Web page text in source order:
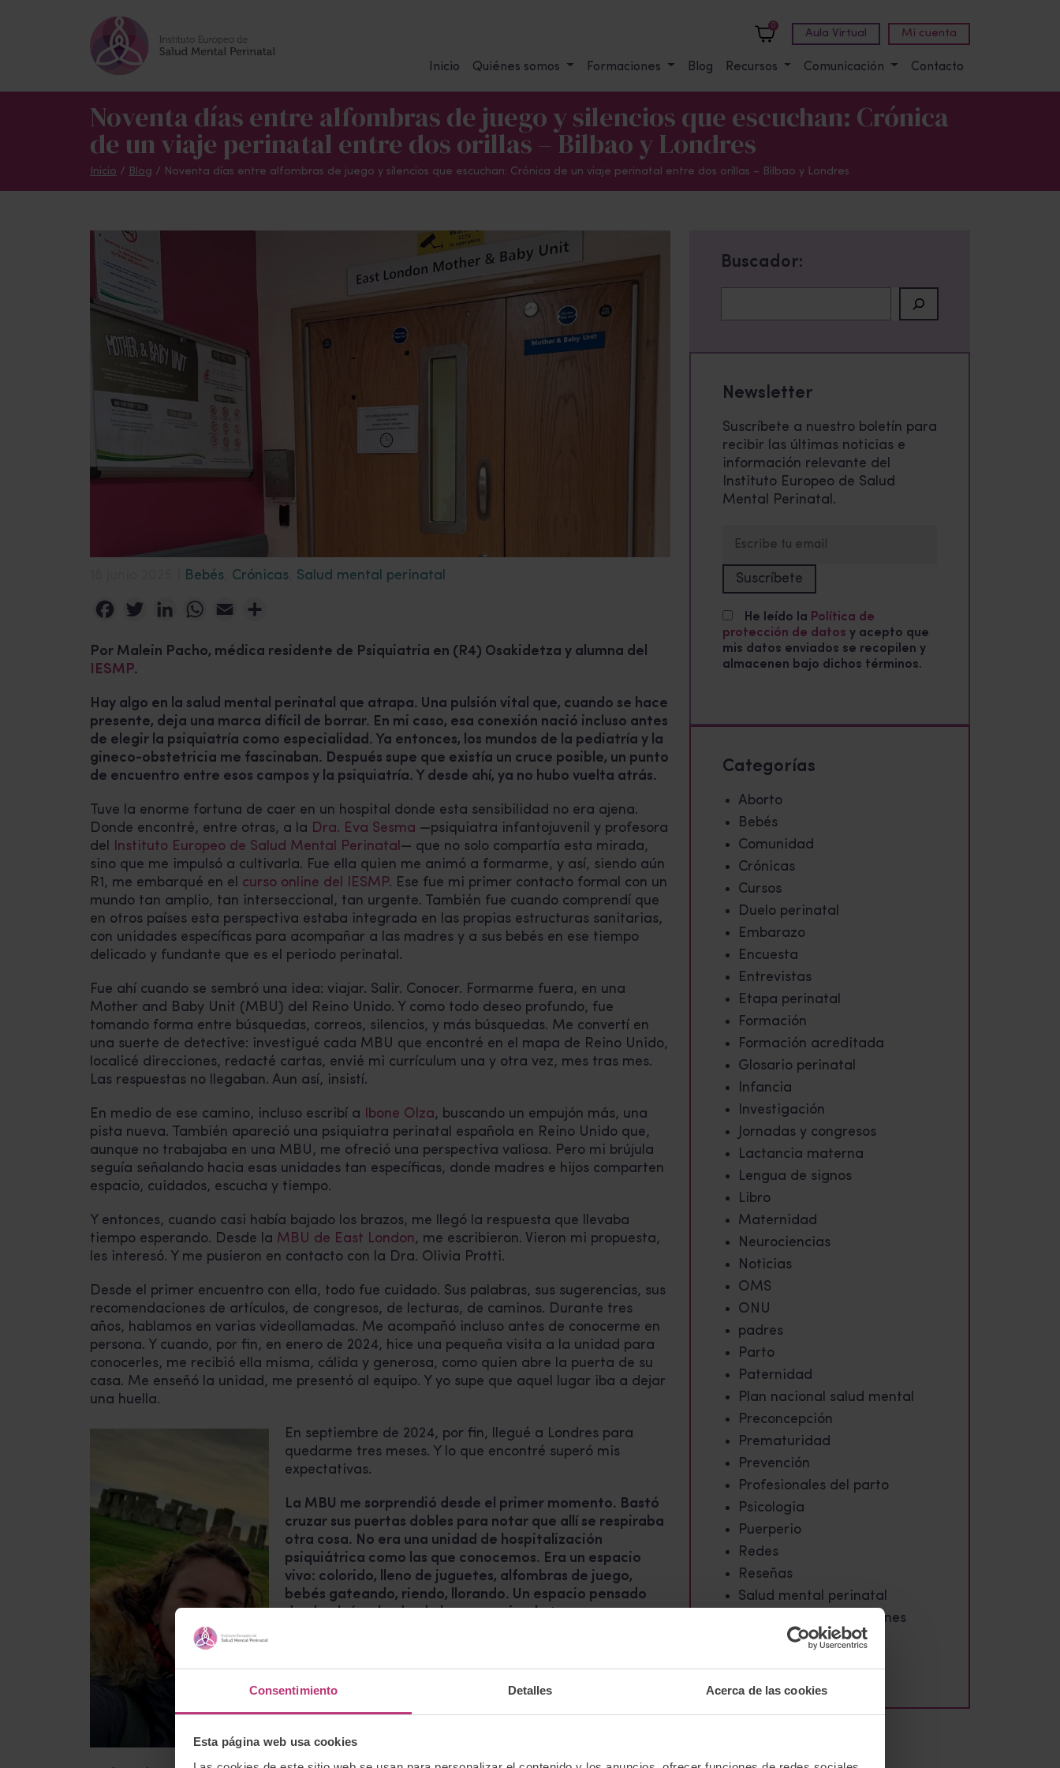
Consentimiento Detalles Acerca de las cookies
Esta página web usa cookies
0
Aula Virtual Mi cuenta
Inicio Quiénes somos Formaciones Blog Recursos Comunicación Contacto
Noventa días entre alfombras de juego y silencios que escuchan: Crónica
de un viaje perinatal entre dos orillas – Bilbao y Londres
Inicio / Blog / Noventa días entre alfombras de juego y silencios que escuchan: Crónica de un viaje perinatal entre dos orillas – Bilbao y Londres
Bebés Crónicas Salud mental perinatal
FacebookTwitterLinkedInWhatsApp
Email
Por Malein Pacho, médica residente de Psiquiatria en (R4) Osakidetza y alumna del
IESMP.
Hay algo en la salud mental perinatal que atrapa. Una pulsión vital que, cuando se hace
presente, deja una marca difícil de borrar. En mi caso, esa conexión nació incluso antes
de elegir la psiquiatría como especialidad. Ya entonces, los mundos de la pediatría y la
gineco-obstetricia me fascinaban. Después supe que existía un cruce posible, un punto
de encuentro entre esos campos y la psiquiatría. Y desde ahí, ya no hubo vuelta atrás.
Tuve la enorme fortuna de caer en un hospital donde esta sensibilidad no era ajena.
Donde encontré, entre otras, a la Dra. Eva Sesma —psiquiatra infantojuvenil y profesora
del Instituto Europeo de Salud Mental Perinatal— que no solo compartía esta mirada,
sino que me impulsó a cultivarla. Fue ella quien me animó a formarme, y así, siendo aún
R1, me embarqué en el curso online del IESMP. Ese fue mi primer contacto formal con un
mundo tan amplio, tan interseccional, tan urgente. También fue cuando comprendí que
en otros países esta perspectiva estaba integrada en las propias estructuras sanitarias,
con unidades específicas para acompañar a las madres y a sus bebés en ese tiempo
delicado y fundante que es el periodo perinatal.
Fue ahí cuando se sembró una idea: viajar. Salir. Conocer. Formarme fuera, en una
Mother and Baby Unit (MBU) del Reino Unido. Y como todo deseo profundo, fue
tomando forma entre búsquedas, correos, silencios, y más búsquedas. Me convertí en
una suerte de detective: investigué cada MBU que encontré en el mapa de Reino Unido,
localicé direcciones, redacté cartas, envié mi currículum una y otra vez, mes tras mes.
Las respuestas no llegaban. Aun así, insistí.
En medio de ese camino, incluso escribí a Ibone Olza, buscando un empujón más, una
pista nueva. También apareció una psiquiatra perinatal española en Reino Unido que,
aunque no trabajaba en una MBU, me ofreció una perspectiva valiosa. Pero mi brújula
seguía señalando hacia esas unidades tan específicas, donde madres e hijos comparten
espacio, cuidados, escucha y tiempo.
Y entonces, cuando casi había bajado los brazos, me llegó la respuesta que llevaba
tiempo esperando. Desde la MBU de East London, me escribieron. Vieron mi propuesta,
les interesó. Y me pusieron en contacto con la Dra. Olivia Protti.
Desde el primer encuentro con ella, todo fue cuidado. Sus palabras, sus sugerencias, sus
recomendaciones de artículos, de congresos, de lecturas, de caminos. Durante tres
años, hablamos en varias videollamadas. Me acompañó incluso antes de conocerme en
persona. Y cuando, por fin, en enero de 2024, hice una pequeña visita a la unidad para
conocerles, me recibió ella misma, cálida y generosa, como quien abre la puerta de su
casa. Me enseñó la unidad, me presentó al equipo. Y yo supe que aquel lugar iba a dejar
una huella.
En septiembre de 2024, por fin, llegué a Londres para
quedarme tres meses. Y lo que encontré superó mis
expectativas.
La MBU me sorprendió desde el primer momento. Bastó
cruzar sus puertas dobles para notar que allí se respiraba
otra cosa. No era una unidad de hospitalización
psiquiátrica como las que conocemos. Era un espacio
vivo: colorido, lleno de juguetes, alfombras de juego,
bebés gateando, riendo, llorando. Un espacio pensado
desde el vínculo, desde la presencia y la ternura.
respeto y una calidez profunda. Me integraron en sus
dinámicas, me enseñaron sus formas de trabajo, me
recursos disponibles: además de psiquiatras y enfermería
especializada, había psicólogas, terapeutas madre-bebé,
Buscador:
Newsletter
Suscríbete a nuestro boletín para
recibir las últimas noticias e
información relevante del
Instituto Europeo de Salud
Mental Perinatal.
He leído la Política de
protección de datos y acepto que
mis datos enviados se recopilen y
almacenen bajo dichos términos.
Categorías
Aborto
Bebés
Comunidad
Crónicas
Cursos
Duelo perinatal
Embarazo
Encuesta
Entrevistas
Etapa perinatal
Formación
Formación acreditada
Glosario perinatal
Infancia
Investigación
Jornadas y congresos
Lactancia materna
Lengua de signos
Libro
Maternidad
Neurociencias
Noticias
OMS
ONU
padres
Parto
Paternidad
Plan nacional salud mental
Preconcepción
Prematuridad
Prevención
Profesionales del parto
Psicologia
Puerperio
Redes
Reseñas
Salud mental perinatal
Tablón de investigaciones
Testimonios